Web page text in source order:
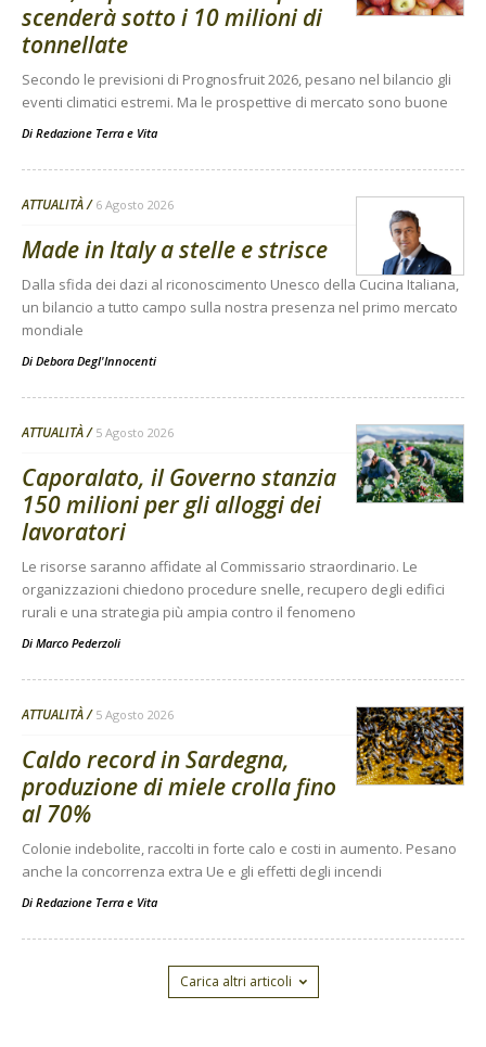
scenderà sotto i 10 milioni di
tonnellate
Secondo le previsioni di Prognosfruit 2026, pesano nel bilancio gli
eventi climatici estremi. Ma le prospettive di mercato sono buone
Di Redazione Terra e Vita
ATTUALITÀ 6 Agosto 2026
Made in Italy a stelle e strisce
Dalla sfida dei dazi al riconoscimento Unesco della Cucina Italiana,
un bilancio a tutto campo sulla nostra presenza nel primo mercato
mondiale
Di Debora Degl'Innocenti
ATTUALITÀ 5 Agosto 2026
Caporalato, il Governo stanzia
150 milioni per gli alloggi dei
lavoratori
Le risorse saranno affidate al Commissario straordinario. Le
organizzazioni chiedono procedure snelle, recupero degli edifici
rurali e una strategia più ampia contro il fenomeno
Di Marco Pederzoli
ATTUALITÀ 5 Agosto 2026
Caldo record in Sardegna,
produzione di miele crolla fino
al 70%
Colonie indebolite, raccolti in forte calo e costi in aumento. Pesano
anche la concorrenza extra Ue e gli effetti degli incendi
Di Redazione Terra e Vita
Carica altri articoli